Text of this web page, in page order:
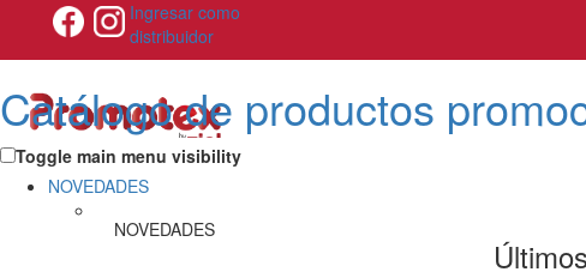
Ingresar como
distribuidor
Catálogo de productos
Toggle main menu visibility
NOVEDADES
NOVEDADES